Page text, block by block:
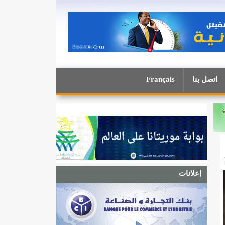
اتصل بنا Français
إعلانات